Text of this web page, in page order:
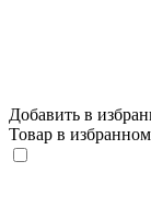
Добавить в
Товар в избранном